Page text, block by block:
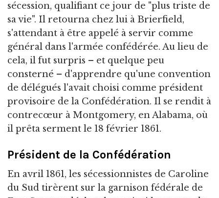
sécession, qualifiant ce jour de "plus triste de
sa vie". Il retourna chez lui à Brierfield,
s'attendant à être appelé à servir comme
général dans l'armée confédérée. Au lieu de
cela, il fut surpris – et quelque peu
consterné – d'apprendre qu'une convention
de délégués l'avait choisi comme président
provisoire de la Confédération. Il se rendit à
contrecœur à Montgomery, en Alabama, où
il prêta serment le 18 février 1861.
Président de la Confédération
En avril 1861, les sécessionnistes de Caroline
du Sud tirèrent sur la garnison fédérale de